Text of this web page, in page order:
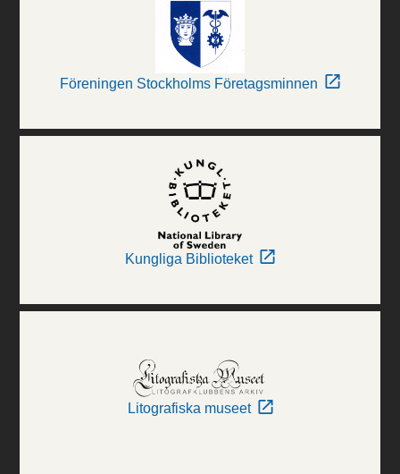
Föreningen Stockholms Företagsminnen
Kungliga Biblioteket
Litografiska museet